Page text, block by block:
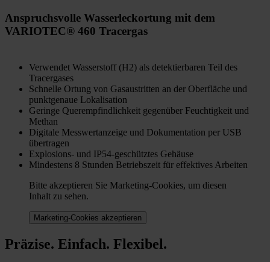
Anspruchsvolle Wasserleckortung mit dem
VARIOTEC® 460 Tracergas
Verwendet Wasserstoff (H2) als detektierbaren Teil des
Tracergases
Schnelle Ortung von Gasaustritten an der Oberfläche und
punktgenaue Lokalisation
Geringe Querempfindlichkeit gegenüber Feuchtigkeit und
Methan
Digitale Messwertanzeige und Dokumentation per USB
übertragen
Explosions- und IP54-geschütztes Gehäuse
Mindestens 8 Stunden Betriebszeit für effektives Arbeiten
Bitte akzeptieren Sie Marketing-Cookies, um diesen
Inhalt zu sehen.
Marketing-Cookies akzeptieren
Präzise. Einfach. Flexibel.